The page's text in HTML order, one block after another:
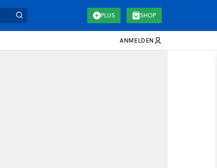
PLUS SHOP
ANMELDEN